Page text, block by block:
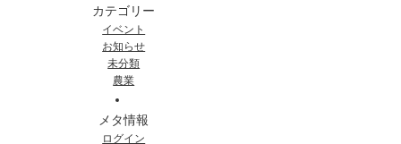
カテゴリー
イベント
お知らせ
未分類
農業
メタ情報
ログイン